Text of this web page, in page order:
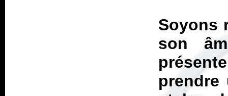
Soyons
son
prendre